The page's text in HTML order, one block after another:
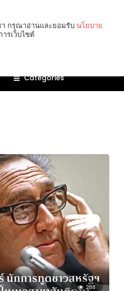
Categories
288
า กรุณาอ่านและยอมรับ นโยบาย
ารเว็บไซต์